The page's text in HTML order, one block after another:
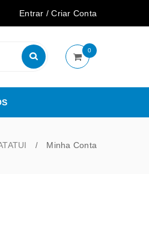
Entrar /Criar Conta
0
/ Minha Conta